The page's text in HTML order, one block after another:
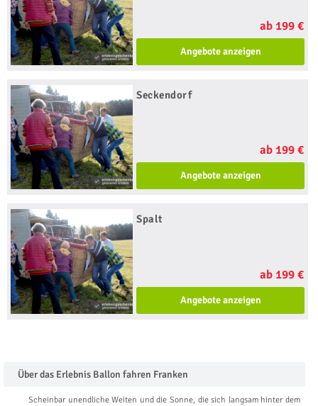
ab 199 €
Angebote anzeigen
Seckendorf
ab 199 €
Angebote anzeigen
Spalt
ab 199 €
Angebote anzeigen
Über das Erlebnis Ballon fahren Franken
Scheinbar unendliche Weiten und die Sonne, die sich langsam hinter dem